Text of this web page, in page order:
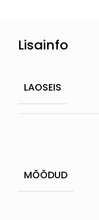
Lisainfo
LAOSEIS
MÕÕDUD